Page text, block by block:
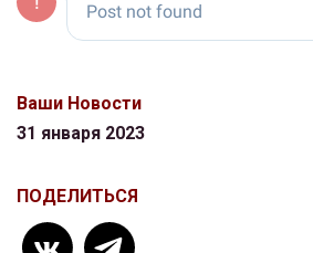
Ваши Новости
31 января 2023
ПОДЕЛИТЬСЯ